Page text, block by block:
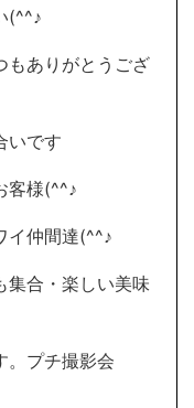
(^^♪
もありがとうござ
いです
客様(^^♪
仲間達(^^♪
集合・楽しい美味
。プチ撮影会